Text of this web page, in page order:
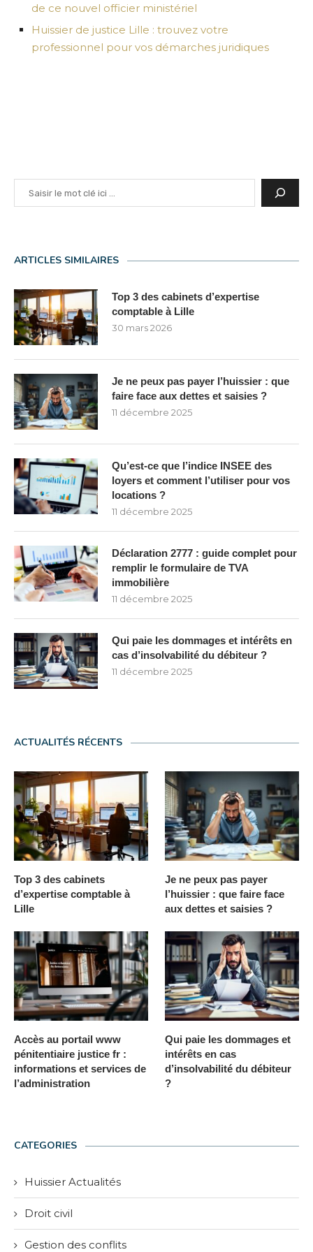
de ce nouvel officier ministériel
Huissier de justice Lille : trouvez votre
professionnel pour vos démarches juridiques
ARTICLES SIMILAIRES
Top 3 des cabinets d’expertise
comptable à Lille
30 mars 2026
Je ne peux pas payer l’huissier : que
faire face aux dettes et saisies ?
11 décembre 2025
Qu’est-ce que l’indice INSEE des
loyers et comment l’utiliser pour vos
locations ?
11 décembre 2025
Déclaration 2777 : guide complet pour
remplir le formulaire de TVA
immobilière
11 décembre 2025
Qui paie les dommages et intérêts en
cas d’insolvabilité du débiteur ?
11 décembre 2025
ACTUALITÉS RÉCENTS
Top 3 des cabinets
d’expertise comptable à
Lille
Je ne peux pas payer
l’huissier : que faire face
aux dettes et saisies ?
Accès au portail www
pénitentiaire justice fr :
informations et services de
l’administration
Qui paie les dommages et
intérêts en cas
d’insolvabilité du débiteur
?
CATEGORIES
Huissier Actualités
Droit civil
Gestion des conflits